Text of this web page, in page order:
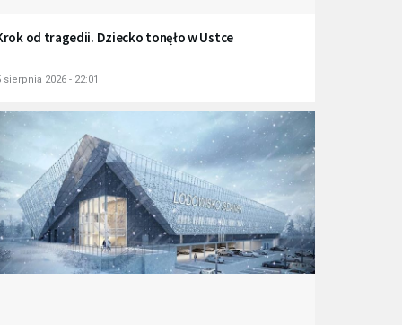
od tragedii. Dziecko tonęło w Ustce
sierpnia 2026 - 22:01